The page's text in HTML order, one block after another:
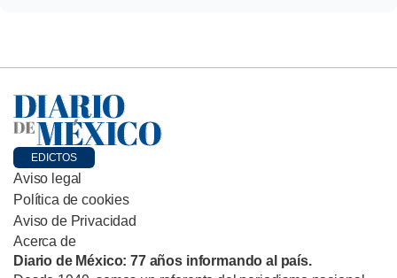
EDICTOS
Aviso legal
Política de cookies
Aviso de Privacidad
Acerca de
Diario de México: 77 años informando al país.